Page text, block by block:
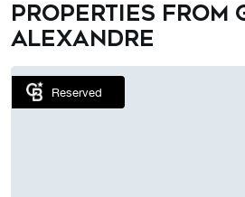
Properties from
Alexandre
Reserved